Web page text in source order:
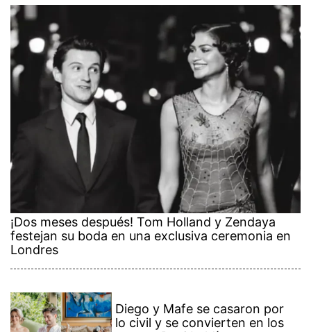
¡Dos meses después! Tom Holland y Zendaya
festejan su boda en una exclusiva ceremonia en
Londres
Diego y Mafe se casaron por
lo civil y se convierten en los